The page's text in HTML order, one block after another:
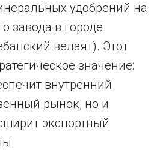
удобрений на
завода в городе
велаят). Этот
значение:
внутренний
рынок, но и
экспортный